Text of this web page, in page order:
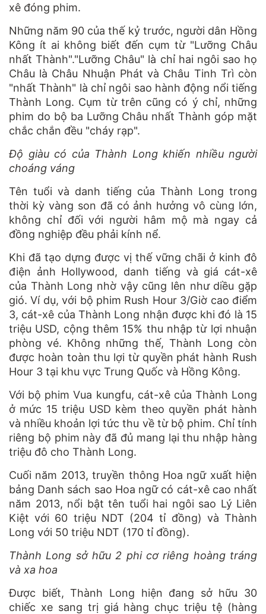
xê đóng phim.
Những năm 90 của thế kỷ trước, người dân Hồng
Kông ít ai không biết đến cụm từ "Lưỡng Châu
nhất Thành"."Lưỡng Châu" là chỉ hai ngôi sao họ
Châu là Châu Nhuận Phát và Châu Tinh Trì còn
"nhất Thành" là chỉ ngôi sao hành động nổi tiếng
Thành Long. Cụm từ trên cũng có ý chỉ, những
phim do bộ ba Lưỡng Châu nhất Thành góp mặt
chắc chắn đều "cháy rạp".
Độ giàu có của Thành Long khiến nhiều người
choáng váng
Tên tuổi và danh tiếng của Thành Long trong
thời kỳ vàng son đã có ảnh hưởng vô cùng lớn,
không chỉ đối với người hâm mộ mà ngay cả
đồng nghiệp đều phải kính nể.
Khi đã tạo dựng được vị thế vững chãi ở kinh đô
điện ảnh Hollywood, danh tiếng và giá cát-xê
của Thành Long nhờ vậy cũng lên như diều gặp
gió. Ví dụ, với bộ phim Rush Hour 3/Giờ cao điểm
3, cát-xê của Thành Long nhận được khi đó là 15
triệu USD, cộng thêm 15% thu nhập từ lợi nhuận
phòng vé. Không những thế, Thành Long còn
được hoàn toàn thu lợi từ quyền phát hành Rush
Hour 3 tại khu vực Trung Quốc và Hồng Kông.
Với bộ phim Vua kungfu, cát-xê của Thành Long
ở mức 15 triệu USD kèm theo quyền phát hành
và nhiều khoản lợi tức thu về từ bộ phim. Chỉ tính
riêng bộ phim này đã đủ mang lại thu nhập hàng
triệu đô cho Thành Long.
Cuối năm 2013, truyền thông Hoa ngữ xuất hiện
bảng Danh sách sao Hoa ngữ có cát-xê cao nhất
năm 2013, nổi bật tên tuổi hai ngôi sao Lý Liên
Kiệt với 60 triệu NDT (204 tỉ đồng) và Thành
Long với 50 triệu NDT (170 tỉ đồng).
Thành Long sở hữu 2 phi cơ riêng hoàng tráng
và xa hoa
Được biết, Thành Long hiện đang sở hữu 30
chiếc xe sang trị giá hàng chục triệu tệ (hàng